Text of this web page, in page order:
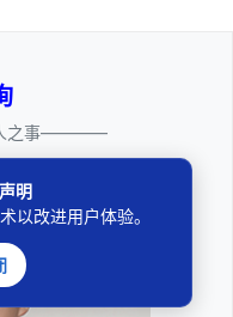
之事————
明
以改进用户体验。